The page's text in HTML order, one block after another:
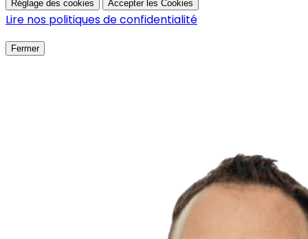
Réglage des cookies Accepter les Cookies
Lire nos politiques de confidentialité
Fermer